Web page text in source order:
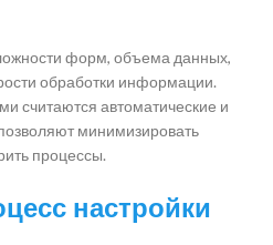
форм, объема данных,
обработки информации.
считаются автоматические и
минимизировать
процессы.
настройки